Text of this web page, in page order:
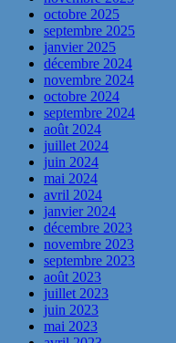
octobre 2025
septembre 2025
janvier 2025
décembre 2024
novembre 2024
octobre 2024
septembre 2024
août 2024
juillet 2024
juin 2024
mai 2024
avril 2024
janvier 2024
décembre 2023
novembre 2023
septembre 2023
août 2023
juillet 2023
juin 2023
mai 2023